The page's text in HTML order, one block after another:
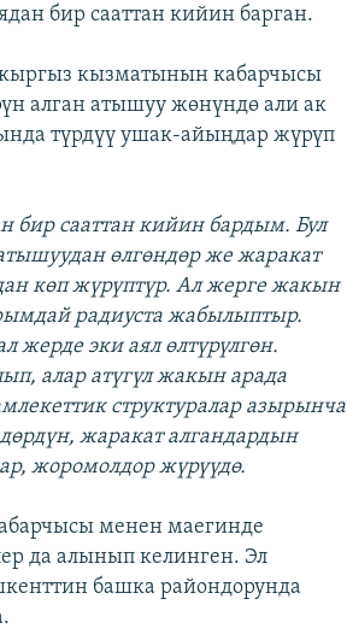
бир сааттан кийин барган.
кыргыз кызматынын кабарчысы
алган атышуу жөнүндө али ак
түрдүү ушак-айыңдар жүрүп
бир сааттан кийин бардым. Бул
өлгөндөр же жаракат
көп жүрүптүр. Ал жерге жакын
радиуста жабылыптыр.
жерде эки аял өлтүрүлгөн.
алар атүгүл жакын арада
структуралар азырынча
жаракат алгандардын
жоромолдор жүрүүдө.
менен маегинде
да алынып келинген. Эл
башка райондорунда